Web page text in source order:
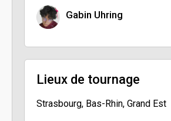
Gabin Uhring
Lieux de tournage
Strasbourg, Bas-Rhin, Grand Est